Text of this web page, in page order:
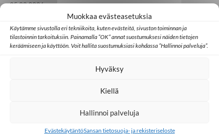
Muokkaa evästeasetuksia
Käytämme sivustolla eri tekniikoita, kuten evästeitä, sivuston toiminnan ja
tilastoinnin tarkoituksiin. Painamalla ”OK” annat suostumuksesi näiden tietojen
keräämiseen ja käyttöön. Voit hallita suostumuksiasi kohdassa ”Hallinnoi palveluja”.
Hyväksy
Kiellä
Hallinnoi palveluja
EvästekäytäntöSansan tietosuoja- ja rekisteriseloste
05.08.2026
Kotimaa Lähetystyö Seurakunta
Heikki Kärhän kutsumuksena on evankeliumin
Japani Kambodža
Millainen kristillinen some toimii Aasiassa?